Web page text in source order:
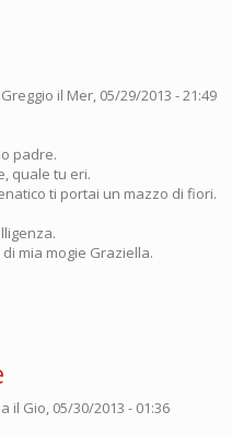
il Mer, 05/29/2013 - 21:49
padre.
quale tu eri.
ti portai un mazzo di fiori.
mia mogie Graziella.
il Gio, 05/30/2013 - 01:36